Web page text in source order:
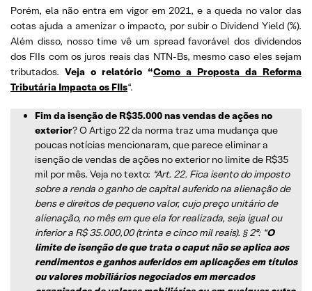
Porém, ela não entra em vigor em 2021, e a queda no valor das
cotas ajuda a amenizar o impacto, por subir o Dividend Yield (%).
Além disso, nosso time vê um spread favorável dos dividendos
dos FIIs com os juros reais das NTN-Bs, mesmo caso eles sejam
tributados. Veja o relatório “Como a Proposta da Reforma
Tributária Impacta os FIIs“.
Fim da isenção de R$35.000 nas vendas de ações no
exterior? O Artigo 22 da norma traz uma mudança que
poucas notícias mencionaram, que parece eliminar a
isenção de vendas de ações no exterior no limite de R$35
mil por mês. Veja no texto: “Art. 22. Fica isento do imposto
sobre a renda o ganho de capital auferido na alienação de
bens e direitos de pequeno valor, cujo preço unitário de
alienação, no mês em que ela for realizada, seja igual ou
inferior a R$ 35.000,00 (trinta e cinco mil reais). § 2º: “O
limite de isenção de que trata o caput não se aplica aos
rendimentos e ganhos auferidos em aplicações em títulos
ou valores mobiliários negociados em mercados